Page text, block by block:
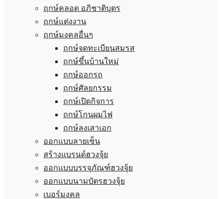
ฤกษ์คลอด อภิชาติบุตร
ฤกษ์แต่งงาน
ฤกษ์มงคลอื่นๆ
ฤกษ์จดทะเบียนสมรส
ฤกษ์ขึ้นบ้านใหม่
ฤกษ์ออกรถ
ฤกษ์ศัลยกรรม
ฤกษ์เปิดกิจการ
ฤกษ์โกนผมไฟ
ฤกษ์ลงเสาเอก
ออกแบบลายเซ็น
สร้างแบรนด์ฮวงจุ้ย
ออกแบบบรรจุภัณฑ์ฮวงจุ้ย
ออกแบบนามบัตรฮวงจุ้ย
เบอร์มงคล